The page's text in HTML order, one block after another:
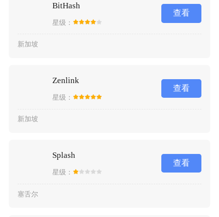
BitHash
星级：
查看
新加坡
Zenlink
星级：
查看
新加坡
Splash
星级：
查看
塞舌尔